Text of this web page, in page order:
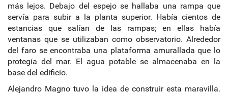
más lejos. Debajo del espejo se hallaba una rampa que
servía para subir a la planta superior. Había cientos de
estancias que salían de las rampas; en ellas había
ventanas que se utilizaban como observatorio. Alrededor
del faro se encontraba una plataforma amurallada que lo
protegía del mar. El agua potable se almacenaba en la
base del edificio.
Alejandro Magno tuvo la idea de construir esta maravilla.